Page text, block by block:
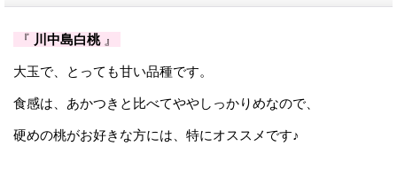
『 川中島白桃』
大玉で、とっても甘い品種です。
食感は、あかつきと比べてややしっかりめなので、
硬めの桃がお好きな方には、特にオススメです♪